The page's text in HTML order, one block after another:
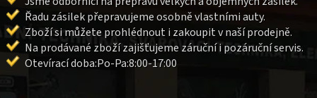
Řadu zásilek přepravujeme osobně vlastními auty.
Zboží si můžete prohlédnout i zakoupit v naší prodejně.
Na prodávané zboží zajišťujeme záruční i pozáruční servis.
Otevírací doba:Po-Pa:8:00-17:00